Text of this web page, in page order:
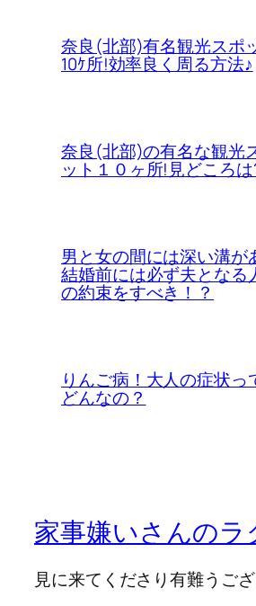
奈良(北部)有名観光スポ
10ｹ所!効率良く周る方法♪
奈良(北部)の有名な観光
ット１０ヶ所!見どころ
男と女の間には深い溝が
結婚前には必ず夫となる
の約束をすべき！？
りんご病！大人の症状っ
どんなの？
家事嫌いさんのラ
見に来てくださり有難うご